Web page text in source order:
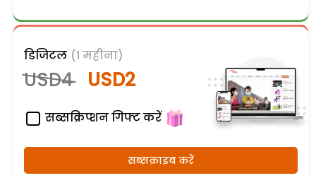
डिजिटल (1 महीना)
USD4 USD2
सब्सक्रिप्शन गिफ्ट करें
सब्सक्राइब करें